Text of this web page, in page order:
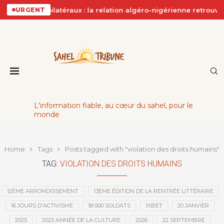
URGENT
bilatéraux : la relation algéro-nigérienne retrouve son
L'information fiable, au cœur du sahel, pour le
monde
Home Tags Posts tagged with "violation des droits humains"
TAG: VIOLATION DES DROITS HUMAINS
12ÈME ARRONDISSEMENT 13ÈME ÉDITION DE LA RENTRÉE LITTÉRAIRE
16 JOURS D'ACTIVISME 18 000 SOLDATS 1XBET 20 JANVIER
2025 2025 ANNÉE DE LA CULTURE 2026 22 SEPTEMBRE